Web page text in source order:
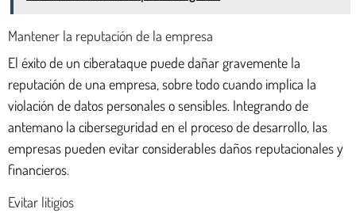
Mantener la reputación de la empresa
El éxito de un ciberataque puede dañar gravemente la
reputación de una empresa, sobre todo cuando implica la
violación de datos personales o sensibles. Integrando de
antemano la ciberseguridad en el proceso de desarrollo, las
empresas pueden evitar considerables daños reputacionales y
financieros.
Evitar litigios